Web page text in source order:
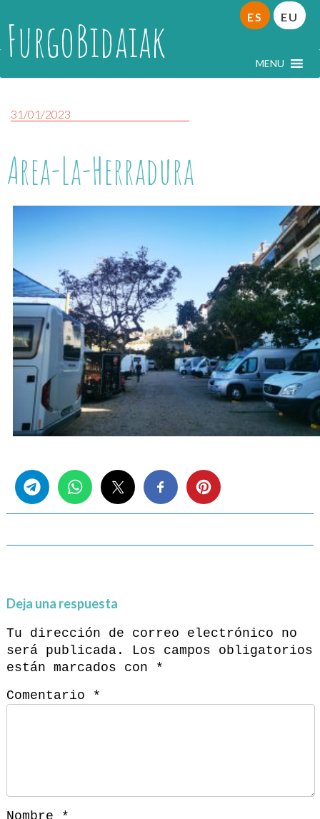
FurgoBidaiak MENU
ES EU
31/01/2023
Area-La-Herradura
Deja una respuesta
Tu dirección de correo electrónico no
será publicada.
Los campos obligatorios
están marcados con
*
Comentario
*